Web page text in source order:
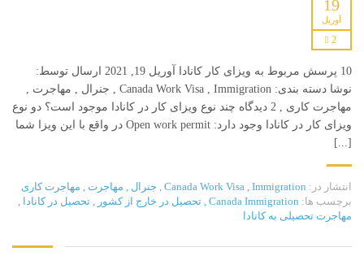
19
آوریل
2
10 پرسش مربوط به ویزای کار کانادا آوریل 19, 2021 ارسال توسط:
نوشا دسته بندی: Canada Work Visa , Immigration , جنرال , مهاجرت ,
مهاجرت کاری , 2 دیدگاه چند نوع ویزای کار در کانادا موجود است؟ دو نوع
ویزای کار در کانادا وجود دارد: Open work permit در واقع با این ویزا شما
[...]
انتشار در: Canada Work Visa , Immigration
, جنرال , مهاجرت , مهاجرت کاری
برچسب ها: Canada Immigration
, تحصیل در خارج از کشور , تحصیل در کانادا ,
مهاجرت تحصیلی به کانادا